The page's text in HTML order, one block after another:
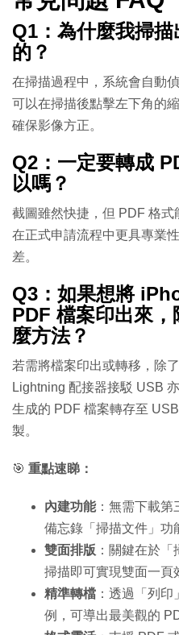
Q1：為什麼我掃
的？
在掃描過程中，系統會自動
可以在掃描後點擊左下角的
確保影像方正。
Q2：一定要轉成
以嗎？
截圖雖然快捷，但 PDF 格式
在正式申請流程中更具專業
差。
Q3：如果想將
PDF 檔案印出來
麼方法？
若需將檔案印出或轉移，除
Lightning 配接器接駁 USB
生成的 PDF 檔案轉存至
製。
🎯 重點速睇：
內建功能：無需下載第
備忘錄「掃描文件」功
雙面排版 ：關鍵在於
掃描即可實現雙面一頁
精準轉檔 ：透過「列
例，可導出最美觀的